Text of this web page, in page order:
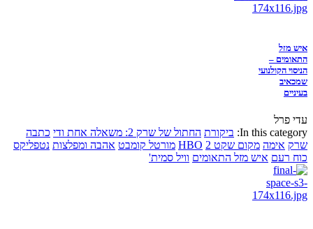
איש מזל
התאומים –
הניסוי הקולנועי
שמכאיב
בעיניים
עדי פרל
In this category: ביקורת החתול של שרק 2: משאלה אחת ודי
כתבה
שרק אימה מקום שקט 2 HBO מורטל קומבט אהבה ומפלצות נטפליקס
כוח רעם איש מזל התאומים וויל סמית'